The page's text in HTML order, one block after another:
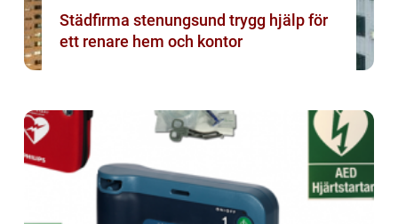
Städfirma stenungsund trygg hjälp för
ett renare hem och kontor